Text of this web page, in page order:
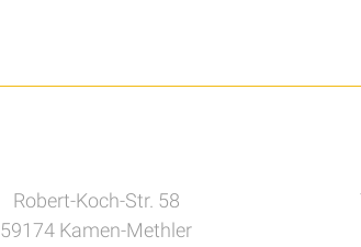
Robert-Koch-Str. 58
59174 Kamen-Methler